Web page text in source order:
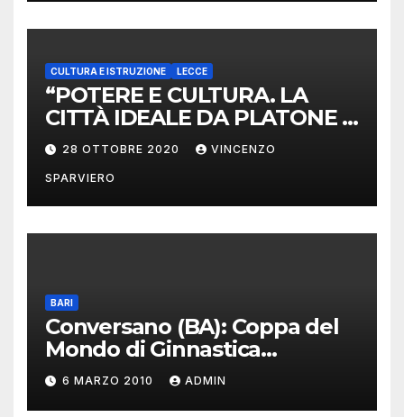
CULTURA E ISTRUZIONE LECCE
“POTERE E CULTURA. LA
CITTÀ IDEALE DA PLATONE A
OGGI” DAL 29 OTTOBRE AL
21 DICEMBRE 2020 CICLO DI
SEMINARI FILOSOFICO-
POLITICI
28 OTTOBRE 2020 VINCENZO
SPARVIERO
BARI
Conversano (BA): Coppa del
Mondo di Ginnastica
Aerobica
6 MARZO 2010 ADMIN